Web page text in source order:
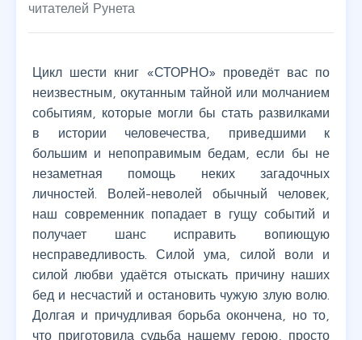
читателей Рунета
Цикл шести книг «СТОРНО» проведёт вас по
неизвестным, окутанным тайной или молчанием
событиям, которые могли бы стать развилками
в истории человечества, приведшими к
большим и непоправимым бедам, если бы не
незаметная помощь неких загадочных
личностей. Волей-неволей обычный человек,
наш современник попадает в гущу событий и
получает шанс исправить вопиющую
несправедливость. Силой ума, силой воли и
силой любви удаётся отыскать причину наших
бед и несчастий и остановить чужую злую волю.
Долгая и причудливая борьба окончена, но то,
что приготовила судьба нашему герою, просто